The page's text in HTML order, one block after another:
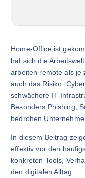
Home-Office ist
hat sich die
arbeiten remote als je
auch das Risiko:
schwächere IT-
Besonders Phishing,
bedrohen
In diesem Beitrag
effektiv vor den
konkreten Tools,
den digitalen Alltag.